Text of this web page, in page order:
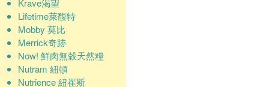
Krave渴望
Lifetime萊馥特
Mobby 莫比
Merrick奇跡
Now! 鮮肉無穀天然糧
Nutram 紐頓
Nutrience 紐崔斯